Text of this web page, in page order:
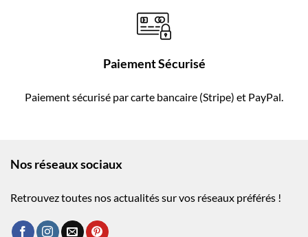
Paiement Sécurisé
Paiement sécurisé par carte bancaire (Stripe) et PayPal.
Nos réseaux sociaux
Retrouvez toutes nos actualités sur vos réseaux préférés !